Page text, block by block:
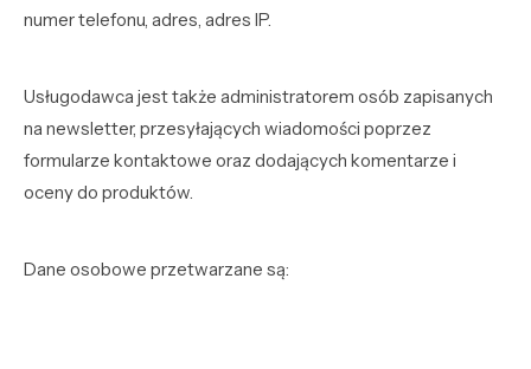
numer telefonu, adres, adres IP.
Usługodawca jest także administratorem osób zapisanych
na newsletter, przesyłających wiadomości poprzez
formularze kontaktowe oraz dodających komentarze i
oceny do produktów.
Dane osobowe przetwarzane są: